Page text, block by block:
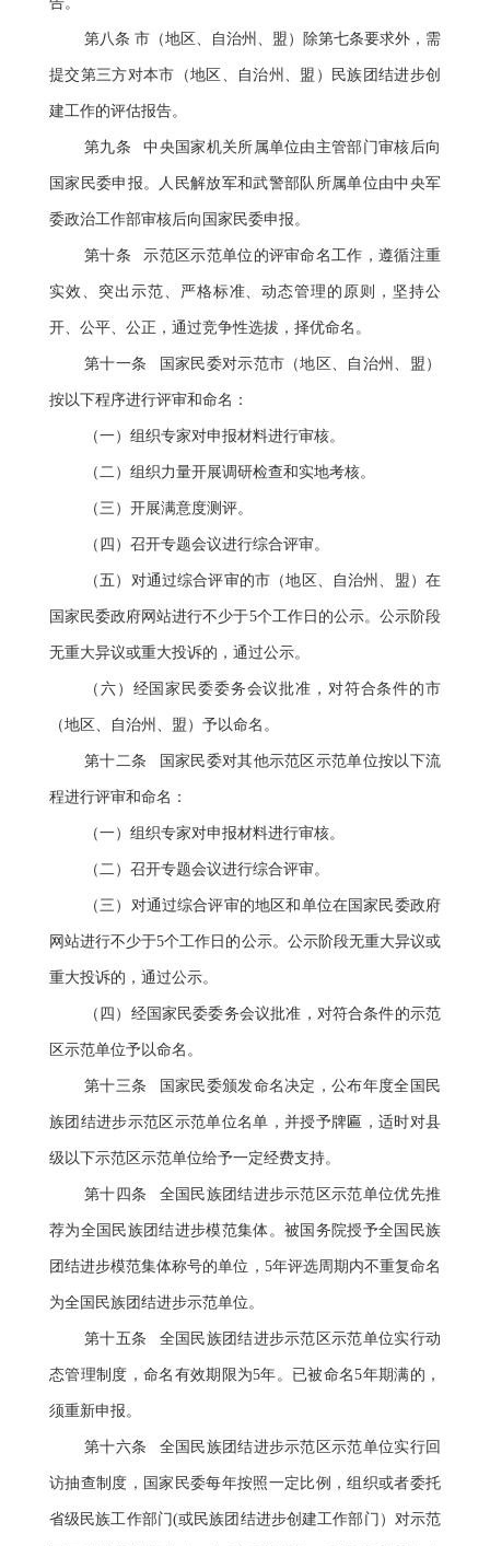
第八条 市（地区、自治州、盟）除第七条要求外，需
提交第三方对本市（地区、自治州、盟）民族团结进步创
建工作的评估报告。
第九条 中央国家机关所属单位由主管部门审核后向
国家民委申报。人民解放军和武警部队所属单位由中央军
委政治工作部审核后向国家民委申报。
第十条 示范区示范单位的评审命名工作，遵循注重
实效、突出示范、严格标准、动态管理的原则，坚持公
开、公平、公正，通过竞争性选拔，择优命名。
第十一条 国家民委对示范市（地区、自治州、盟）
按以下程序进行评审和命名：
（一）组织专家对申报材料进行审核。
（二）组织力量开展调研检查和实地考核。
（三）开展满意度测评。
（四）召开专题会议进行综合评审。
（五）对通过综合评审的市（地区、自治州、盟）在
国家民委政府网站进行不少于5个工作日的公示。公示阶段
无重大异议或重大投诉的，通过公示。
（六）经国家民委委务会议批准，对符合条件的市
（地区、自治州、盟）予以命名。
第十二条 国家民委对其他示范区示范单位按以下流
程进行评审和命名：
（一）组织专家对申报材料进行审核。
（二）召开专题会议进行综合评审。
（三）对通过综合评审的地区和单位在国家民委政府
网站进行不少于5个工作日的公示。公示阶段无重大异议或
重大投诉的，通过公示。
（四）经国家民委委务会议批准，对符合条件的示范
区示范单位予以命名。
第十三条 国家民委颁发命名决定，公布年度全国民
族团结进步示范区示范单位名单，并授予牌匾，适时对县
级以下示范区示范单位给予一定经费支持。
第十四条 全国民族团结进步示范区示范单位优先推
荐为全国民族团结进步模范集体。被国务院授予全国民族
团结进步模范集体称号的单位，5年评选周期内不重复命名
为全国民族团结进步示范单位。
第十五条 全国民族团结进步示范区示范单位实行动
态管理制度，命名有效期限为5年。已被命名5年期满的，
须重新申报。
第十六条 全国民族团结进步示范区示范单位实行回
访抽查制度，国家民委每年按照一定比例，组织或者委托
省级民族工作部门(或民族团结进步创建工作部门）对示范